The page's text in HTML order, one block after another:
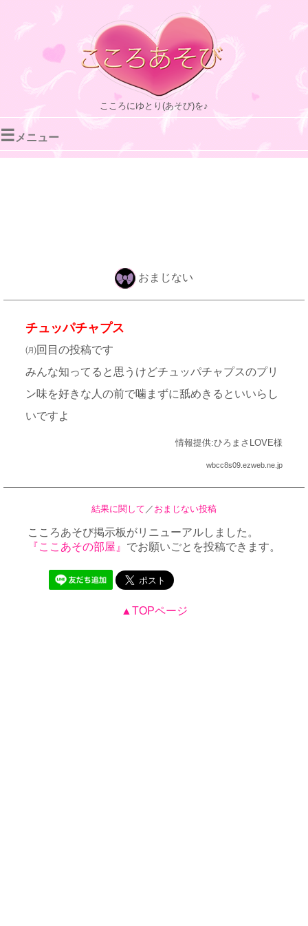
こころにゆとり(あそび)を♪
☰ メニュー
おまじない
チュッパチャプス
㈪回目の投稿です
みんな知ってると思うけどチュッパチャプスのプリ
ン味を好きな人の前で噛まずに舐めきるといいらし
いですよ
情報提供:ひろまさLOVE様
wbcc8s09.ezweb.ne.jp
結果に関して ／ おまじない投稿
こころあそび掲示板がリニューアルしました。
『ここあその部屋』 でお願いごとを投稿できます。
▲TOPページ